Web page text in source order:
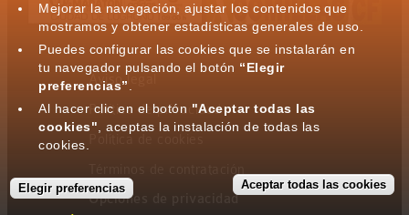
Aviso legal
Política de privacidad
Opciones de privacidad
Mejorar la navegación, ajustar los contenidos que
mostramos y obtener estadísticas generales de uso.
Puedes configurar las cookies que se instalarán en
tu navegador pulsando el botón “Elegir
preferencias”
Al hacer clic en el botón "Aceptar todas las
cookies" , aceptas la instalación de todas las
cookies.
Elegir preferencias Aceptar todas las cookies